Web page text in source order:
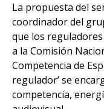
La propuesta del
coordinador del
que los
a la Comisión
Competencia de
regulador’ se
competencia,